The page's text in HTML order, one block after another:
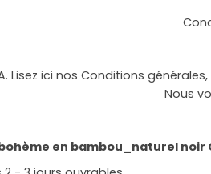
Lisez ici nos Conditions
Nous
en bambou_naturel noir